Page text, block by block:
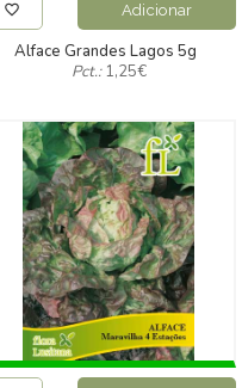
Adicionar
Alface Grandes Lagos 5g
Pct.:1,25€